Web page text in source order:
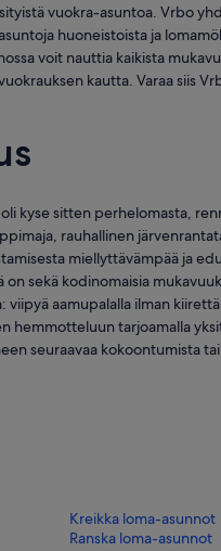
vuokra-asuntoa. Vrbo
huoneistoista ja
voit nauttia kaikista
kautta. Varaa siis
kyse sitten perhelomasta,
rauhallinen
miellyttävämpää ja
sekä kodinomaisia
aamupalalla ilman
hemmotteluun tarjoamalla
seuraavaa kokoontumista
Kreikka loma-asunnot
Ranska loma-asunnot